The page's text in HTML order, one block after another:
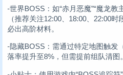
-世界BOSS：如“赤月恶魔”“魔龙教
（推荐关注12:00、18:00、22:00
必出高阶材料。
-隐藏BOSS：需通过特定地图触发
落率提升至8%，但需提前组队清图。